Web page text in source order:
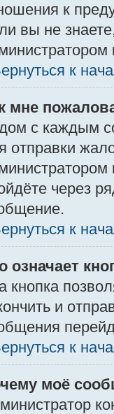
к
вы не
к
мне
с каждым
отправки
через
к
означает
кнопка
и
к
моё